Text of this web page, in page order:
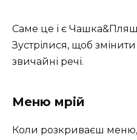
Саме це і є
Зустрілися, щоб
звичайні речі.
Меню мрій
Коли розкриваєш